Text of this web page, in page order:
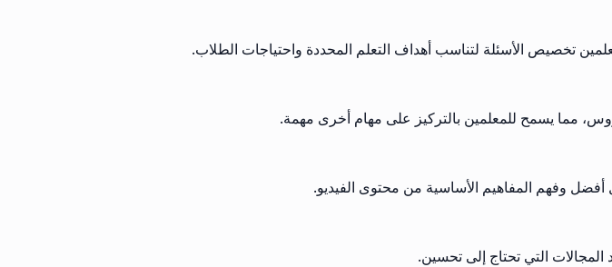
تخصيص الأسئلة لتناسب أهداف التعلم المحددة واحتياجات الطلاب.
مما يسمح للمعلمين بالتركيز على مهام أخرى مهمة.
وفهم المفاهيم الأساسية من محتوى الفيديو.
التي تحتاج إلى تحسين.